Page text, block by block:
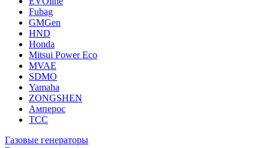
Fubag
GMGen
HND
Honda
Mitsui Power Eco
MVAE
SDMO
Yamaha
ZONGSHEN
Амперос
ТСС
Газовые генераторы